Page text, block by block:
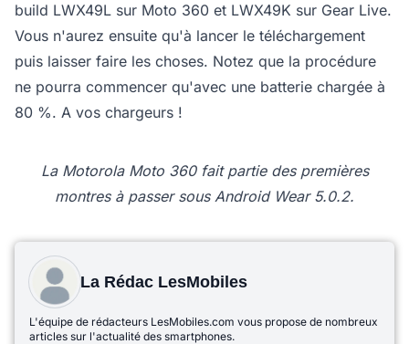
build LWX49L sur Moto 360 et LWX49K sur Gear Live.
Vous n'aurez ensuite qu'à lancer le téléchargement
puis laisser faire les choses. Notez que la procédure
ne pourra commencer qu'avec une batterie chargée à
80 %. A vos chargeurs !
La Motorola Moto 360 fait partie des premières
montres à passer sous Android Wear 5.0.2.
La Rédac LesMobiles
L'équipe de rédacteurs LesMobiles.com vous propose de nombreux
articles sur l'actualité des smartphones.